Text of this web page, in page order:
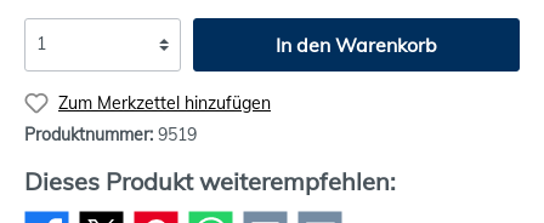
In den Warenkorb
Zum Merkzettel hinzufügen
Produktnummer: 9519
Dieses Produkt weiterempfehlen: